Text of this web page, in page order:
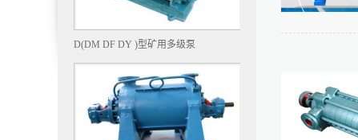
D(DM DF DY )型矿用多级泵